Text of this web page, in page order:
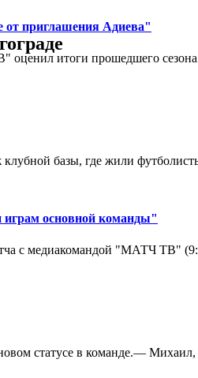
от приглашения Адиева"
итоги прошедшего сезона
базы, где жили
основной команды"
с медиакомандой "МАТЧ ТВ"
статусе в команде.—